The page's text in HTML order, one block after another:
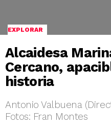
EXPLORAR
Alcaidesa
Cercano,
historia
Antonio Valbuena
Fotos: Fran Montes